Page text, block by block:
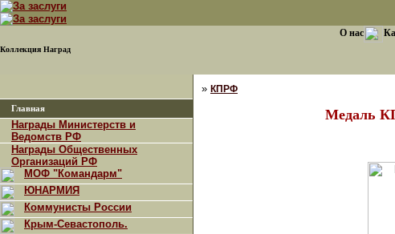
Коллекция Наград
О нас
Главная
Награды Министерств и
Ведомств РФ
Награды Общественных
Организаций РФ
МОФ "Командарм"
ЮНАРМИЯ
Коммунисты России
Крым-Севастополь.
» КПРФ
Медаль